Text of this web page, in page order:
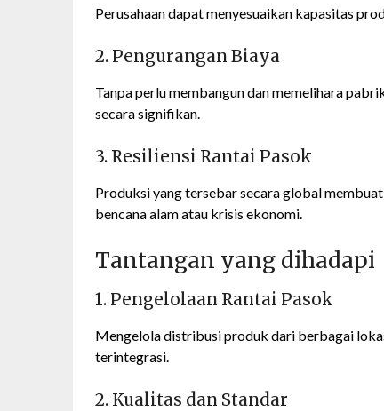
Perusahaan dapat menyesuaikan kapasitas
2. Pengurangan Biaya
Tanpa perlu membangun dan memelihara
secara signifikan.
3. Resiliensi Rantai Pasok
Produksi yang tersebar secara global
bencana alam atau krisis ekonomi.
Tantangan yang dihadapi
1. Pengelolaan Rantai Pasok
Mengelola distribusi produk dari berbagai
terintegrasi.
2. Kualitas dan Standar